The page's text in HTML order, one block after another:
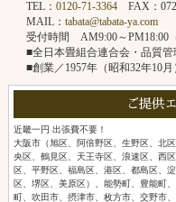
TEL： 0120-71-3364FAX：
MAIL： tabata@tabata-ya.com
受付時間 AM9:00～PM18:00
■全日本畳組合連合会・品質管
■創業／1957年（昭和32年10月
ご提供
近畿一円 出張費不要！
大阪市（旭区、阿倍野区、生野区、北
央区、鶴見区、天王寺区、浪速区、西
区、平野区、福島区、港区、都島区、
区、堺区、美原区）、能勢町、豊能町
町、吹田市、摂津市、枚方市、交野市